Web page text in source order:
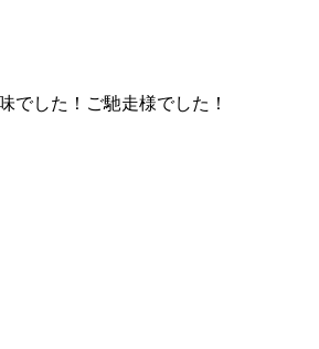
でした！ご馳走様でした！